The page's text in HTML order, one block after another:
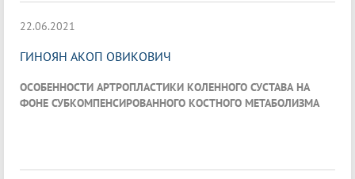
22.06.2021
ГИНОЯН АКОП ОВИКОВИЧ
ОСОБЕННОСТИ АРТРОПЛАСТИКИ КОЛЕННОГО СУСТАВА НА
ФОНЕ СУБКОМПЕНСИРОВАННОГО КОСТНОГО МЕТАБОЛИЗМА